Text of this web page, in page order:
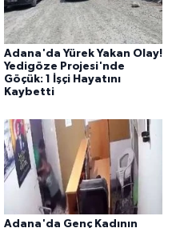
Adana'da Yürek Yakan Olay!
Yedigöze Projesi'nde
Göçük: 1 İşçi Hayatını
Kaybetti
Adana'da Genç Kadının